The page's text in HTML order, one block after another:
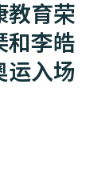
教育荣
和李皓
运入场